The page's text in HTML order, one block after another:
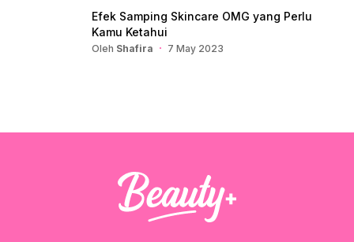
Efek Samping Skincare OMG yang Perlu
Kamu Ketahui
Oleh Shafira 7 May 2023